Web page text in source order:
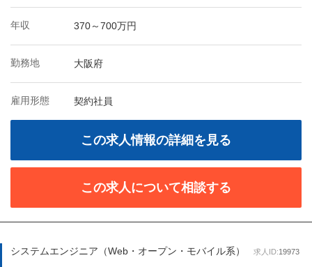
年収 370～700万円
勤務地 大阪府
雇用形態 契約社員
この求人情報の詳細を見る
この求人について相談する
システムエンジニア（Web・オープン・モバイル系） 求人ID:19973